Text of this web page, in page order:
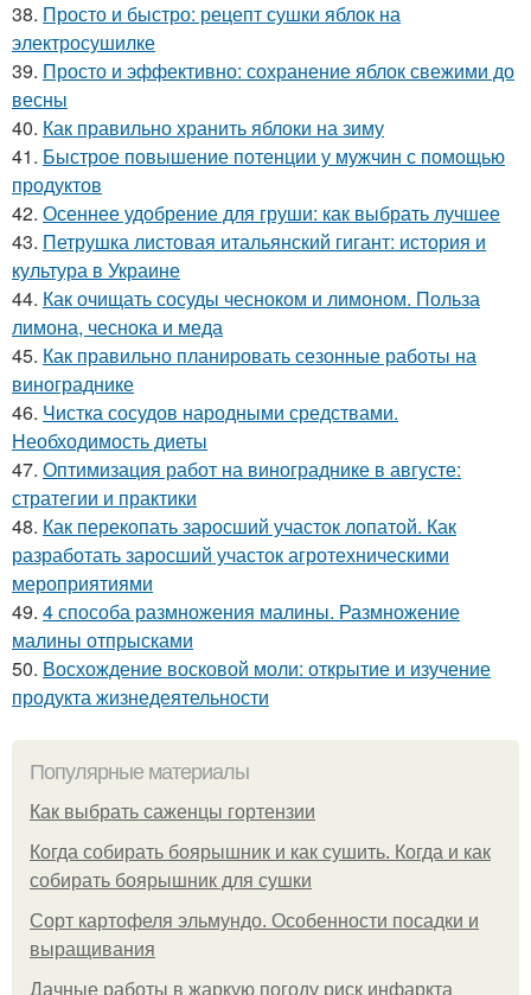
38. Просто и быстро: рецепт сушки яблок на
электросушилке
39. Просто и эффективно: сохранение яблок свежими до
весны
40. Как правильно хранить яблоки на зиму
41. Быстрое повышение потенции у мужчин с помощью
продуктов
42. Осеннее удобрение для груши: как выбрать лучшее
43. Петрушка листовая итальянский гигант: история и
культура в Украине
44. Как очищать сосуды чесноком и лимоном. Польза
лимона, чеснока и меда
45. Как правильно планировать сезонные работы на
винограднике
46. Чистка сосудов народными средствами.
Необходимость диеты
47. Оптимизация работ на винограднике в августе:
стратегии и практики
48. Как перекопать заросший участок лопатой. Как
разработать заросший участок агротехническими
мероприятиями
49. 4 способа размножения малины. Размножение
малины отпрысками
50. Восхождение восковой моли: открытие и изучение
продукта жизнедеятельности
Популярные материалы
Как выбрать саженцы гортензии
Когда собирать боярышник и как сушить. Когда и как
собирать боярышник для сушки
Сорт картофеля эльмундо. Особенности посадки и
выращивания
Дачные работы в жаркую погоду риск инфаркта